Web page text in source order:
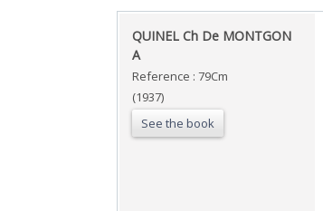
‎QUINEL Ch De MONTGON
A‎
Reference : 79Cm
(1937)
See the book